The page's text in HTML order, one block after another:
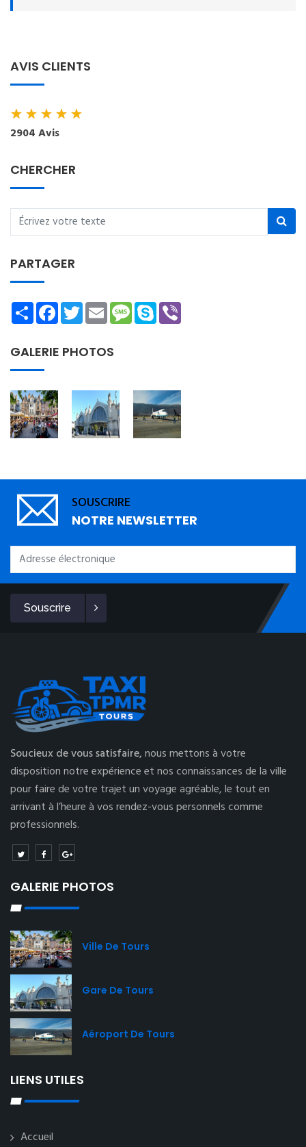
AVIS CLIENTS
★★★★★
2904 Avis
CHERCHER
PARTAGER
ShareFacebookTwitterEmailMessage
Skype
GALERIE PHOTOS
SOUSCRIRE
NOTRE NEWSLETTER
Souscrire
Soucieux de vous satisfaire,nous mettons à votre
disposition notre expérience et nos connaissances de la ville
pour faire de votre trajet un voyage agréable, le tout en
arrivant à l’heure à vos rendez-vous personnels comme
professionnels.
GALERIE PHOTOS
Ville De Tours
Gare De Tours
Aéroport De Tours
LIENS UTILES
Accueil